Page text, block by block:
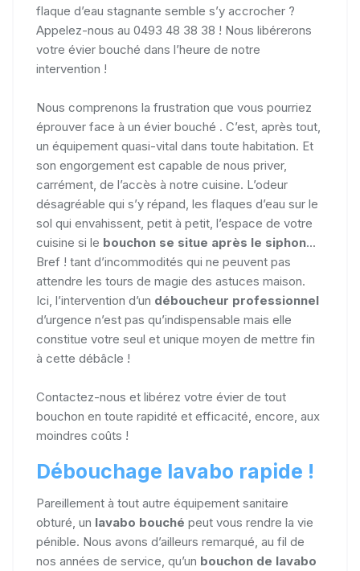
flaque d’eau stagnante semble s’y accrocher ?
Appelez-nous au 0493 48 38 38 ! Nous libérerons
votre évier bouché dans l’heure de notre
intervention !
Nous comprenons la frustration que vous pourriez
éprouver face à un évier bouché . C’est, après tout,
un équipement quasi-vital dans toute habitation. Et
son engorgement est capable de nous priver,
carrément, de l’accès à notre cuisine. L’odeur
désagréable qui s’y répand, les flaques d’eau sur le
sol qui envahissent, petit à petit, l’espace de votre
cuisine si le bouchon se situe après le siphon...
Bref ! tant d’incommodités qui ne peuvent pas
attendre les tours de magie des astuces maison.
Ici, l’intervention d’un déboucheur professionnel
d’urgence n’est pas qu’indispensable mais elle
constitue votre seul et unique moyen de mettre fin
à cette débâcle !
Contactez-nous et libérez votre évier de tout
bouchon en toute rapidité et efficacité, encore, aux
moindres coûts !
Débouchage lavabo rapide !
Pareillement à tout autre équipement sanitaire
obturé, un lavabo bouché peut vous rendre la vie
pénible. Nous avons d’ailleurs remarqué, au fil de
nos années de service, qu’un bouchon de lavabo